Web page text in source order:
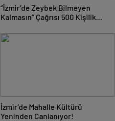
“İzmir’de Zeybek Bilmeyen
Kalmasın” Çağrısı 500 Kişilik
İzmir’de Mahalle Kültürü
Yeninden Canlanıyor!